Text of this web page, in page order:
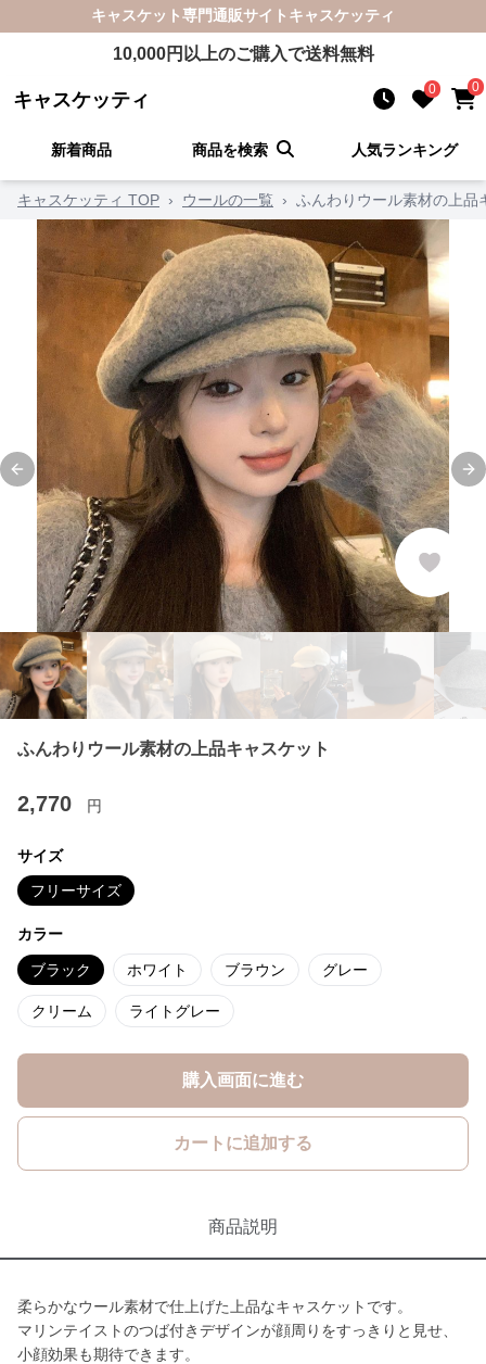
キャスケット専門通販サイト キャスケッティ
10,000円以上のご購入で送料無料
キャスケッティ 0 0
新着商品 商品を検索 人気ランキング
キャスケッティ TOP › ウールの一覧 › ふんわりウール素材の上品
Previous slide
ふんわりウール素材の上品キャスケット
2,770 円
サイズ
フリーサイズ
カラー
ブラック ホワイト ブラウン グレー
クリーム ライトグレー
購入画面に進む
カートに追加する
商品説明
柔らかなウール素材で仕上げた上品なキャスケットです。
マリンテイストのつば付きデザインが顔周りをすっきりと見せ、
小顔効果も期待できます。